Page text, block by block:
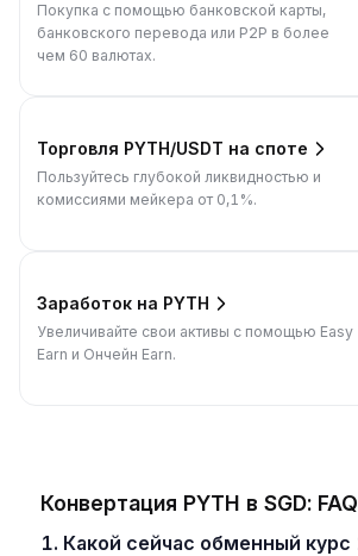
Покупка с помощью банковской карты,
банковского перевода или P2P в более
чем 60 валютах.
Торговля PYTH/USDT на споте
Пользуйтесь глубокой ликвидностью и
комиссиями мейкера от 0,1%.
Заработок на PYTH
Увеличивайте свои активы с помощью Easy
Earn и Ончейн Earn.
Конвертация PYTH в SGD: FAQ
1. Какой сейчас обменный курс 1 PYTH на